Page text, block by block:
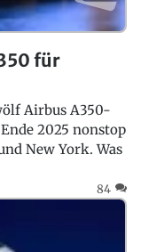
für
Airbus A350-
2025 nonstop
New York. Was
84